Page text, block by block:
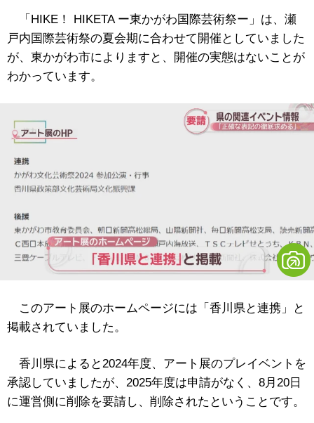
「HIKE！ HIKETA ー東かがわ国際芸術祭ー」は、瀬
戸内国際芸術祭の夏会期に合わせて開催としていました
が、東かがわ市によりますと、開催の実態はないことが
わかっています。
このアート展のホームページには「香川県と連携」と
掲載されていました。
香川県によると2024年度、アート展のプレイベントを
承認していましたが、2025年度は申請がなく、8月20日
に運営側に削除を要請し、削除されたということです。